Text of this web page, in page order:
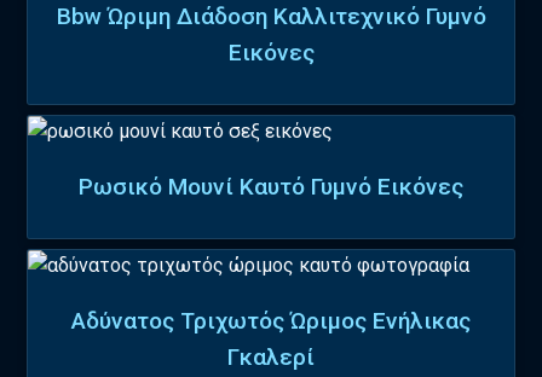
Bbw Ώριμη Διάδοση Καλλιτεχνικό Γυμνό
Εικόνες
Ρωσικό Μουνί Καυτό Γυμνό Εικόνες
Αδύνατος Τριχωτός Ώριμος Ενήλικας
Γκαλερί